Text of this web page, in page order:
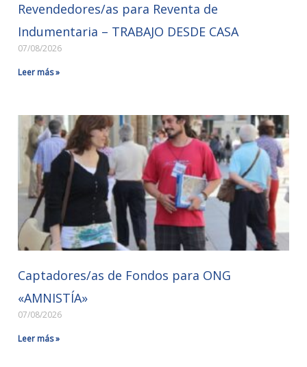
Revendedores/as para Reventa de
Indumentaria – TRABAJO DESDE CASA
07/08/2026
Leer más »
Captadores/as de Fondos para ONG
«AMNISTÍA»
07/08/2026
Leer más »